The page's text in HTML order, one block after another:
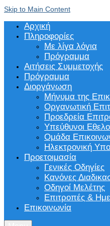
Skip to Main Content
Αρχική
Πληροφορίες
Με λίγα λόγια
Πρόγραμμα
Αιτήσεις Συμμετοχής
Πρόγραμμα
Διοργάνωση
Μήνυμα της
Οργανωτική
Προεδρεία
Υπεύθυνοι
Ομάδα
Ηλεκτρονική
Προετοιμασία
Γενικές Οδηγίες
Κανόνες
Οδηγοί Μελέτης
Επιτροπές &
Επικοινωνία